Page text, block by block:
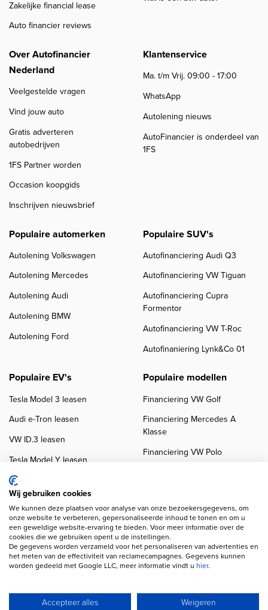
Zakelijke financial lease
Auto financier reviews
Over Autofinancier
Nederland
Veelgestelde vragen
Vind jouw auto
Gratis adverteren
autobedrijven
1FS Partner worden
Occasion koopgids
Inschrijven nieuwsbrief
Klantenservice
Ma. t/m Vrij. 09:00 - 17:00
WhatsApp
Autolening nieuws
AutoFinancier is onderdeel van
1FS
Populaire automerken
Autolening Volkswagen
Autolening Mercedes
Autolening Audi
Autolening BMW
Autolening Ford
Populaire SUV's
Autofinanciering Audi Q3
Autofinanciering VW Tiguan
Autofinanciering Cupra
Formentor
Autofinanciering VW T-Roc
Autofinaniering Lynk&Co 01
Populaire EV's
Tesla Model 3 leasen
Audi e-Tron leasen
VW ID.3 leasen
Tesla Model Y leasen
VW ID.4 leasen
Populaire modellen
Financiering VW Golf
Financiering Mercedes A
Klasse
Financiering VW Polo
Copyright navigation
Klanten beoordelingen
Autobedrijven
Wij gebruiken cookies
We kunnen deze plaatsen voor analyse van onze bezoekersgegevens, om
onze website te verbeteren, gepersonaliseerde inhoud te tonen en om u
een geweldige website-ervaring te bieden. Voor meer informatie over de
cookies die we gebruiken opent u de instellingen.
De gegevens worden verzameld voor het personaliseren van advertenties en
het meten van de effectiviteit van reclamecampagnes. Gegevens kunnen
worden gedeeld met Google LLC, meer informatie vindt u hier.
Accepteer alles Weigeren